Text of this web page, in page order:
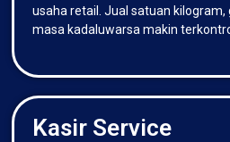
usaha retail. Jual satuan kilogram,
masa kadaluwarsa makin
Kasir Service